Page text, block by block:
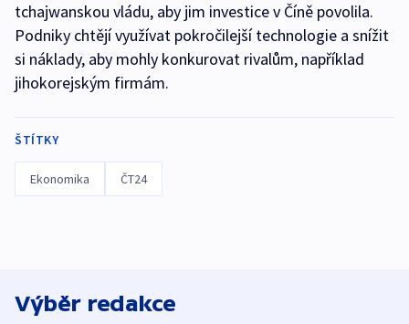
tchajwanskou vládu, aby jim investice v Číně povolila.
Podniky chtějí využívat pokročilejší technologie a snížit
si náklady, aby mohly konkurovat rivalům, například
jihokorejským firmám.
ŠTÍTKY
Ekonomika ČT24
Výběr redakce